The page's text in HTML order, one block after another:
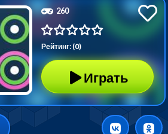
260
Рейтинг: (0)
Играть